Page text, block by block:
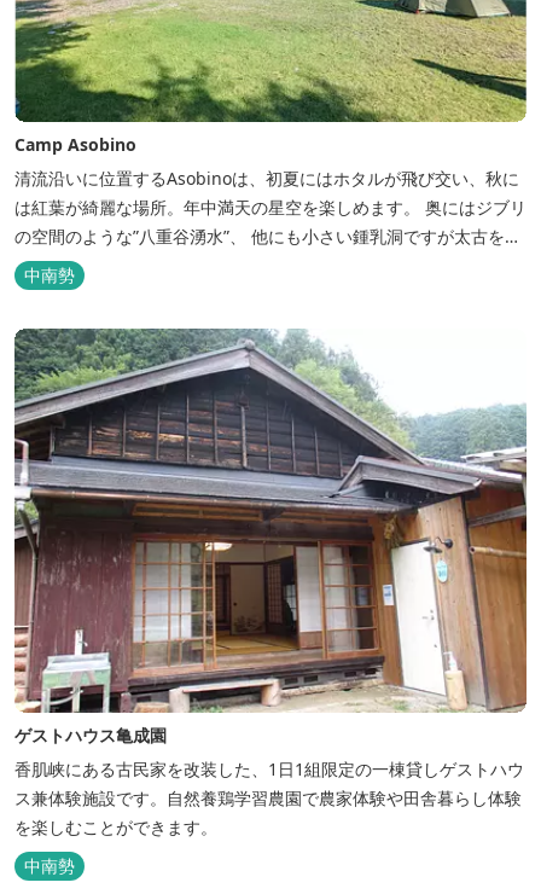
Camp Asobino
清流沿いに位置するAsobinoは、初夏にはホタルが飛び交い、秋に
は紅葉が綺麗な場所。年中満天の星空を楽しめます。 奥にはジブリ
の空間のような”八重谷湧水”、 他にも小さい鍾乳洞ですが太古を想
像させる”風穴”などがあり、自然が豊かなスポットです。 wi-fi完
備。テントサウナもご利用いただけます。 また近くには廃校を活用
中南勢
ゲストハウス亀成園
香肌峡にある古民家を改装した、1日1組限定の一棟貸しゲストハウ
ス兼体験施設です。​自然養鶏学習農園で農家体験や田舎暮らし体験
を楽しむことができます。
中南勢